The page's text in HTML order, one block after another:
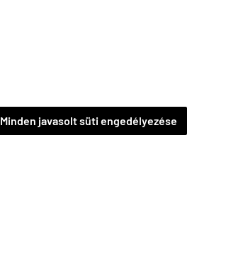
Minden javasolt süti engedélyezése